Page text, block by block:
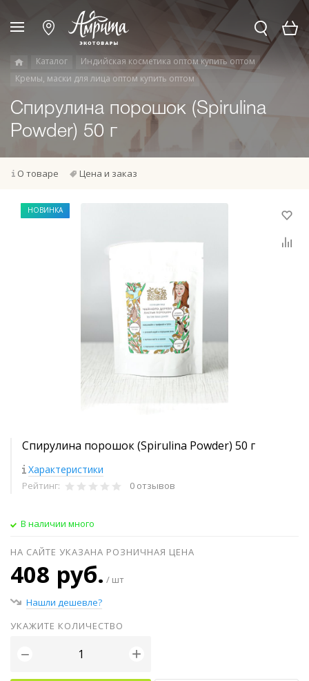
Каталог
Индийская косметика оптом купить оптом
Кремы, маски для лица оптом купить оптом
Спирулина порошок (Spirulina
Powder) 50 г
О товаре Цена и заказ
НОВИНКА
Спирулина порошок (Spirulina Powder) 50 г
Характеристики
Рейтинг: 0 отзывов
В наличии много
НА САЙТЕ УКАЗАНА РОЗНИЧНАЯ ЦЕНА
408 руб. / шт
Нашли дешевле?
УКАЖИТЕ КОЛИЧЕСТВО
− +